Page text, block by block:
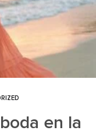
en la